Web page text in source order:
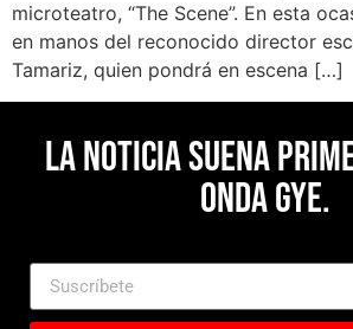
microteatro, “The Scene”. En esta
en manos del reconocido director
Tamariz, quien pondrá en escena […]
La noticia suena
Onda Gye.